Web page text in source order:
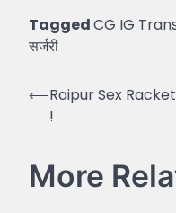
TaggedCG IG
सर्जरी
Post
navigation
⟵Raipur Sex Racket:
!
More